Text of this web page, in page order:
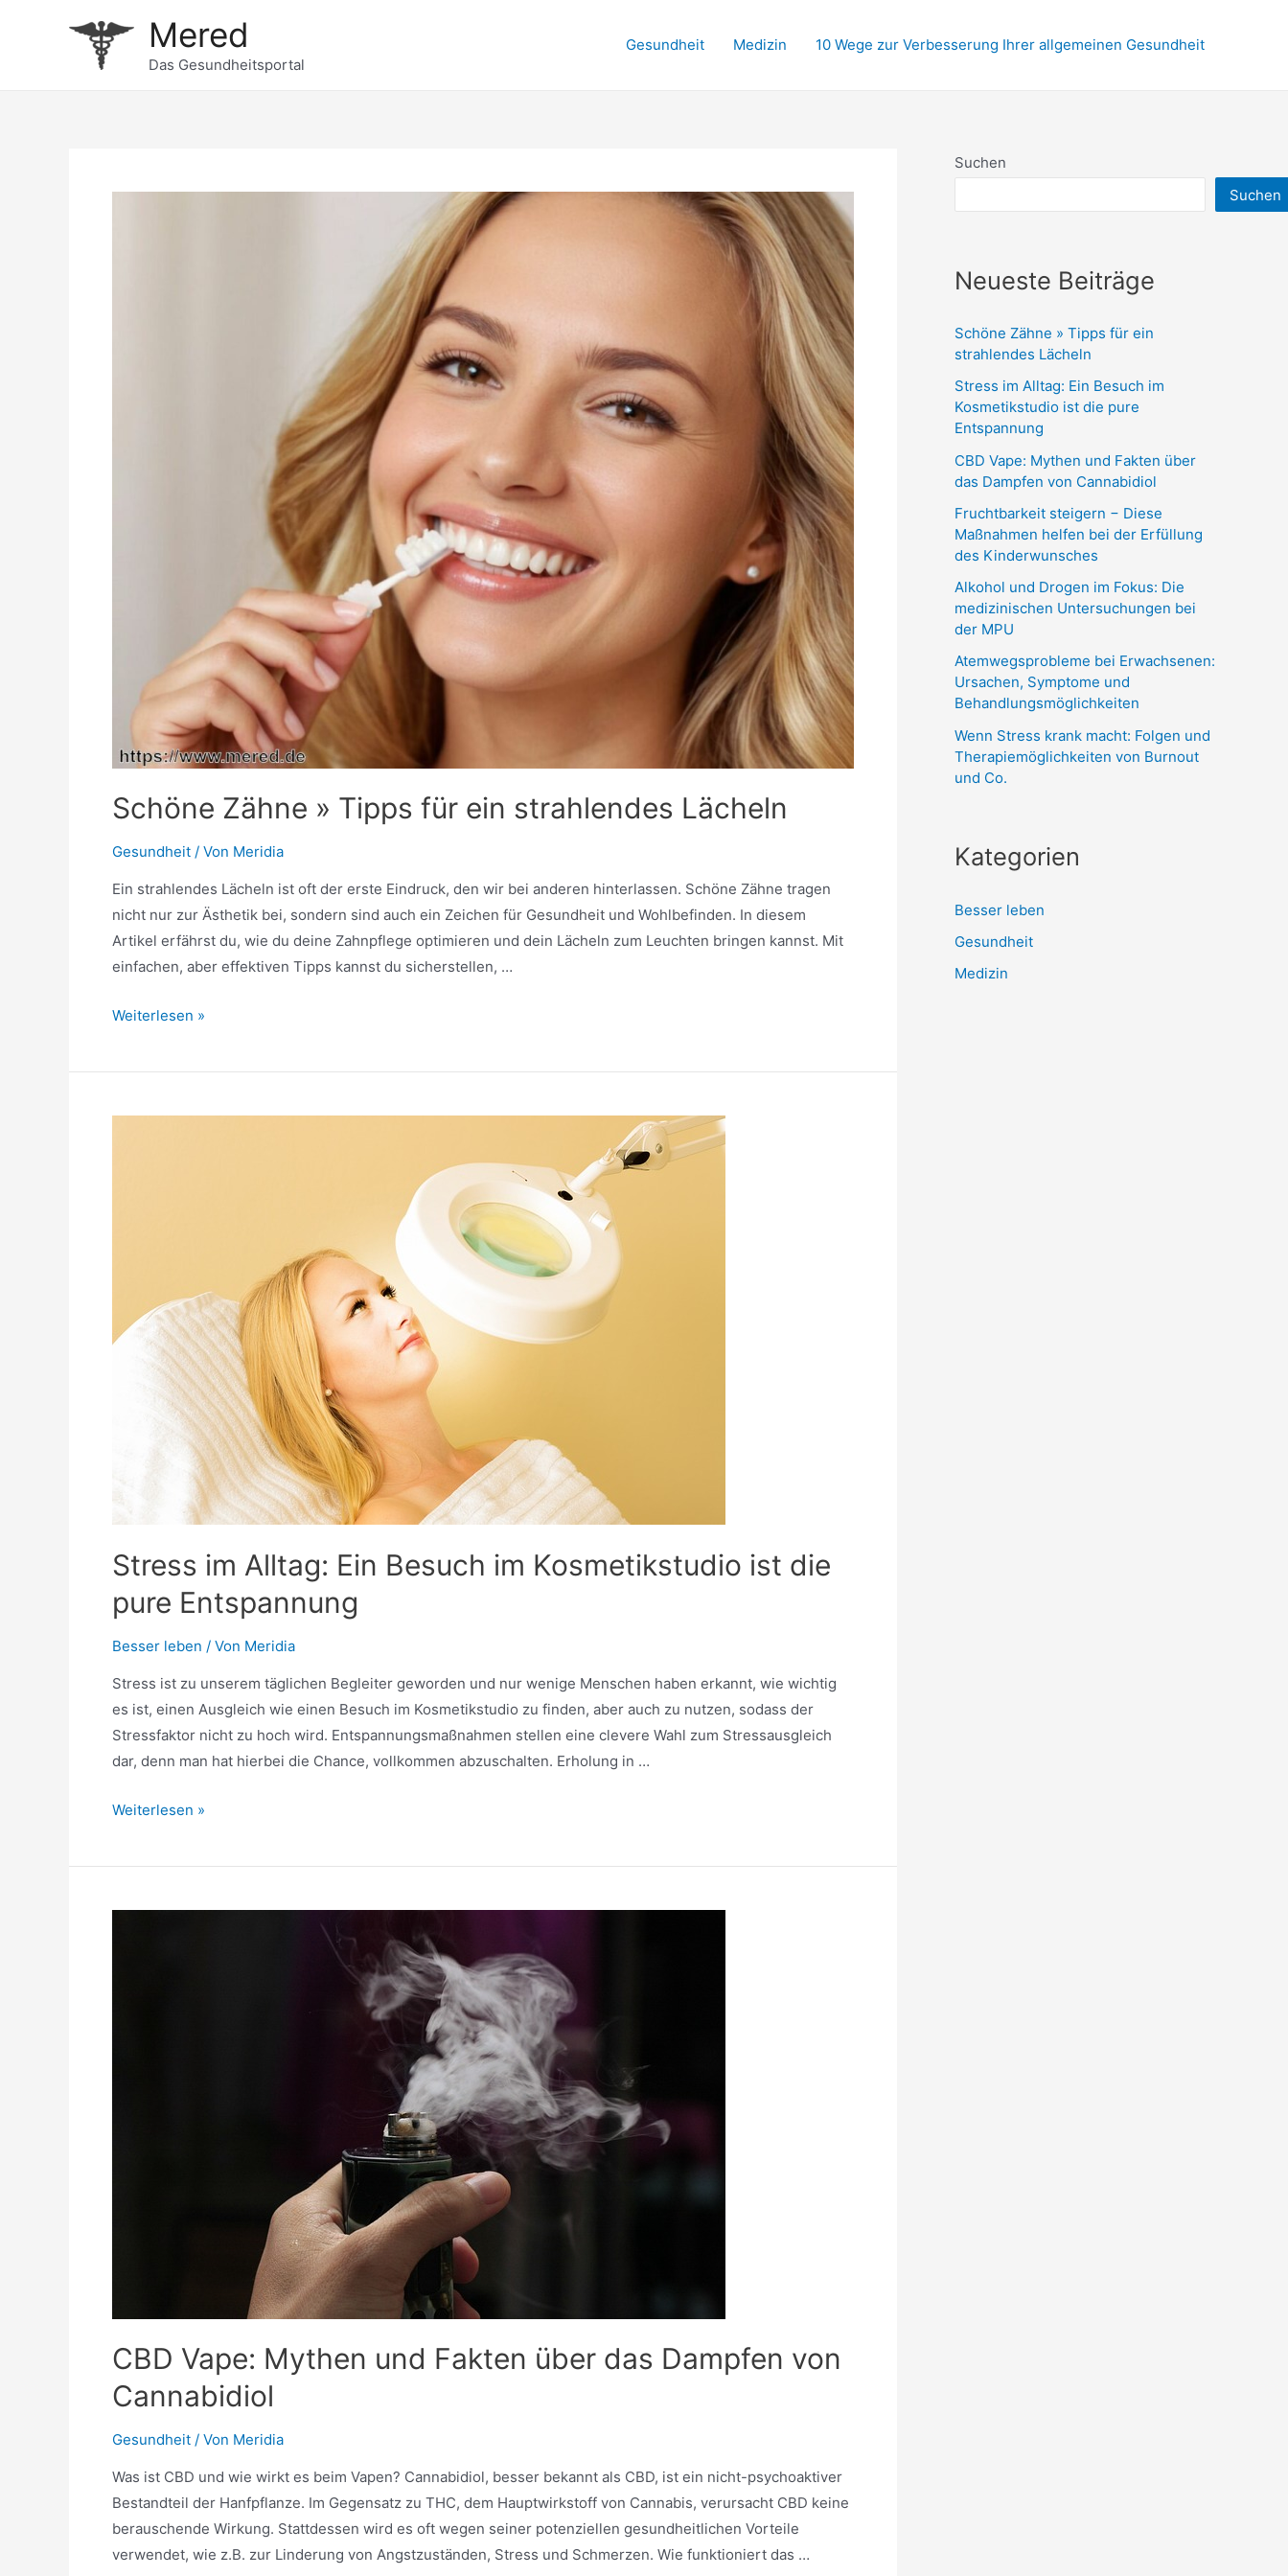
Mered
Das Gesundheitsportal
Gesundheit Medizin 10 Wege zur Verbesserung Ihrer allgemeinen Gesundheit
Schöne Zähne » Tipps für ein strahlendes Lächeln
Gesundheit / Von Meridia
Ein strahlendes Lächeln ist oft der erste Eindruck, den wir bei anderen hinterlassen. Schöne Zähne tragen
nicht nur zur Ästhetik bei, sondern sind auch ein Zeichen für Gesundheit und Wohlbefinden. In diesem
Artikel erfährst du, wie du deine Zahnpflege optimieren und dein Lächeln zum Leuchten bringen kannst. Mit
einfachen, aber effektiven Tipps kannst du sicherstellen, …
Schöne
für
Weiterlesen »
Stress im Alltag: Ein Besuch im Kosmetikstudio ist die
pure Entspannung
Besser leben / Von Meridia
Stress ist zu unserem täglichen Begleiter geworden und nur wenige Menschen haben erkannt, wie wichtig
es ist, einen Ausgleich wie einen Besuch im Kosmetikstudio zu finden, aber auch zu nutzen, sodass der
Stressfaktor nicht zu hoch wird. Entspannungsmaßnahmen stellen eine clevere Wahl zum Stressausgleich
dar, denn man hat hierbei die Chance, vollkommen abzuschalten. Erholung in …
Stress
Besuch
Weiterlesen »
CBD Vape: Mythen und Fakten über das Dampfen von
Cannabidiol
Gesundheit / Von Meridia
Was ist CBD und wie wirkt es beim Vapen? Cannabidiol, besser bekannt als CBD, ist ein nicht-psychoaktiver
Bestandteil der Hanfpflanze. Im Gegensatz zu THC, dem Hauptwirkstoff von Cannabis, verursacht CBD keine
berauschende Wirkung. Stattdessen wird es oft wegen seiner potenziellen gesundheitlichen Vorteile
verwendet, wie z.B. zur Linderung von Angstzuständen, Stress und Schmerzen. Wie funktioniert das …
Suchen
Suchen
Neueste Beiträge
Schöne Zähne » Tipps für ein
strahlendes Lächeln
Stress im Alltag: Ein Besuch im
Kosmetikstudio ist die pure
Entspannung
CBD Vape: Mythen und Fakten über
das Dampfen von Cannabidiol
Fruchtbarkeit steigern − Diese
Maßnahmen helfen bei der Erfüllung
des Kinderwunsches
Alkohol und Drogen im Fokus: Die
medizinischen Untersuchungen bei
der MPU
Atemwegsprobleme bei Erwachsenen:
Ursachen, Symptome und
Behandlungsmöglichkeiten
Wenn Stress krank macht: Folgen und
Therapiemöglichkeiten von Burnout
und Co.
Kategorien
Besser leben
Gesundheit
Medizin